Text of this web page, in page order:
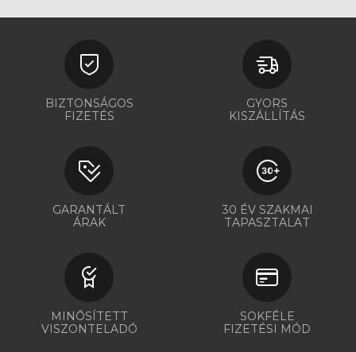
BIZTONSÁGOS
FIZETÉS
GYORS
KISZÁLLÍTÁS
GARANTÁLT
ÁRAK
30 ÉV SZAKMAI
TAPASZTALAT
MINŐSÍTETT
VISZONTELADÓ
SOKFÉLE
FIZETÉSI MÓD